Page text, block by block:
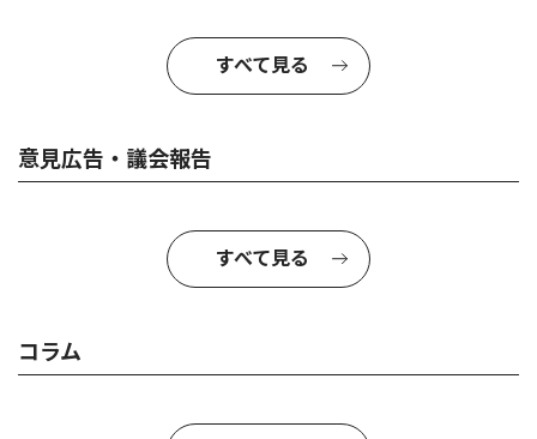
すべて見る
意見広告・議会報告
すべて見る
コラム